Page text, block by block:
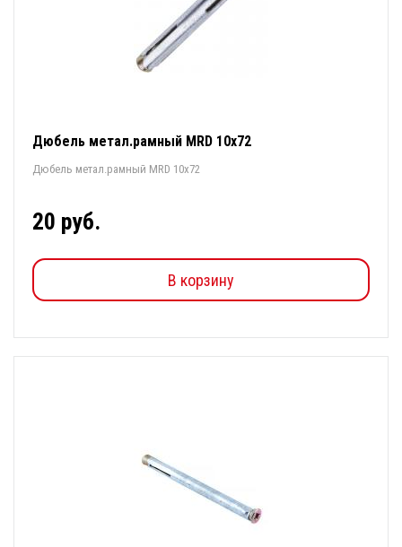
Дюбель метал.рамный MRD 10х72
Дюбель метал.рамный MRD 10х72
20 руб.
В корзину